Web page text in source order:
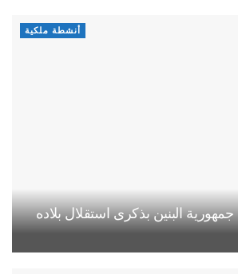
أنشطة ملكية
البنين بذكرى استقلال بلاده